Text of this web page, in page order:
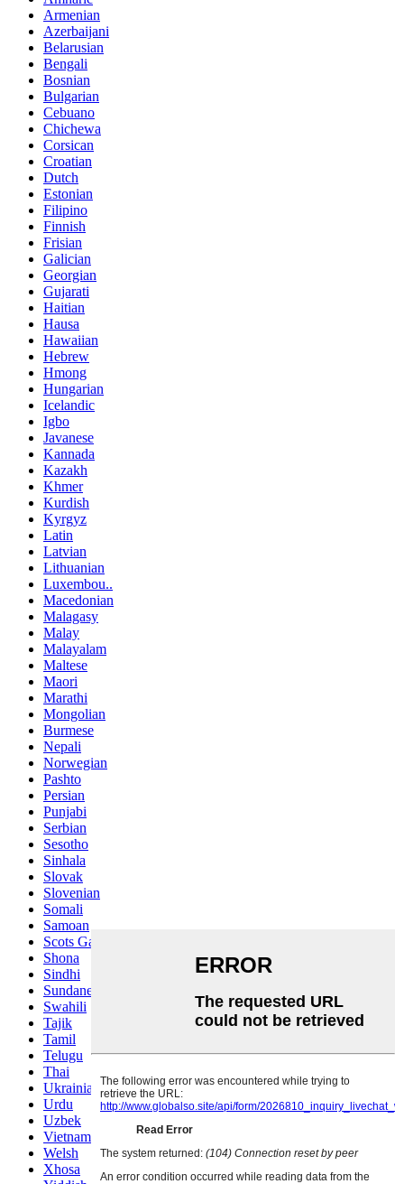
Armenian
Azerbaijani
Belarusian
Bengali
Bosnian
Bulgarian
Cebuano
Chichewa
Corsican
Croatian
Dutch
Estonian
Filipino
Finnish
Frisian
Galician
Georgian
Gujarati
Haitian
Hausa
Hawaiian
Hebrew
Hmong
Hungarian
Icelandic
Igbo
Javanese
Kannada
Kazakh
Khmer
Kurdish
Kyrgyz
Latin
Latvian
Lithuanian
Luxembou..
Macedonian
Malagasy
Malay
Malayalam
Maltese
Maori
Marathi
Mongolian
Burmese
Nepali
Norwegian
Pashto
Persian
Punjabi
Serbian
Sesotho
Sinhala
Slovak
Slovenian
Somali
Samoan
Scots Gaelic
Shona
Sindhi
Sundanese
Swahili
Tajik
Tamil
Telugu
Thai
Ukrainian
Urdu
Uzbek
Vietnamese
Welsh
Xhosa